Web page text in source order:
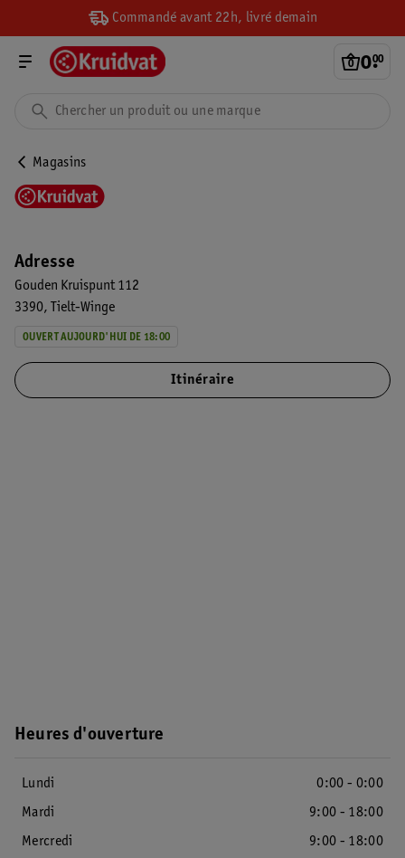
Commandé avant 22h, livré demain
0.
00
Magasins
Adresse
Gouden Kruispunt 112
3390
Tielt-Winge
OUVERT AUJOURD'HUI DE 18:00
Itinéraire
Heures d'ouverture
Lundi
0:00 - 0:00
Mardi
9:00 - 18:00
Mercredi
9:00 - 18:00